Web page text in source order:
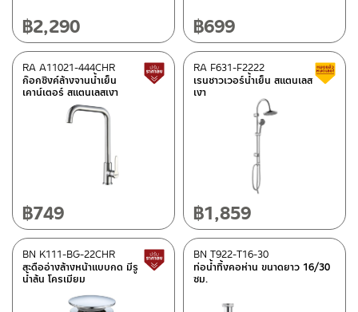
฿2,290 ฿699
ก๊อกซิงค์ล้างจานน้ำเย็น
เคาน์เตอร์ สแตนเลสเงา
RA A11021-444CHR สินค้าปรับราคาลดลง
฿749
เรนชาวเวอร์น้ำเย็น สแตนเลส
เงา
RA F631-F2222
฿1,859
สะดืออ่างล้างหน้าแบบกด มีรู
น้ำล้น โครเมียม
BN K111-BG-22CHR สินค้าปรับราคาลดลง
ท่อน้ำทิ้งคอห่าน ขนาดยาว 16/30
ซม.
BN T922-T16-30